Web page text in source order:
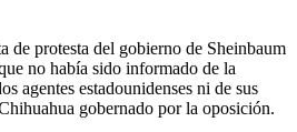
de protesta del gobierno de Sheinbaum
no había sido informado de la
agentes estadounidenses ni de sus
gobernado por la oposición.